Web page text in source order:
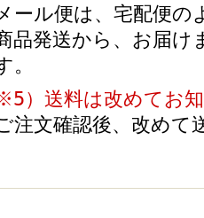
ール便は、宅配便の
品発送から、お届け
。
）送料は改めてお
注文確認後、改めて